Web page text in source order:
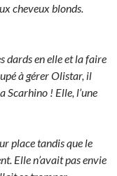
cheveux blonds.
dards en elle et la faire
à gérer Olistar, il
! Elle, l’une
place tandis que le
Elle n’avait pas envie